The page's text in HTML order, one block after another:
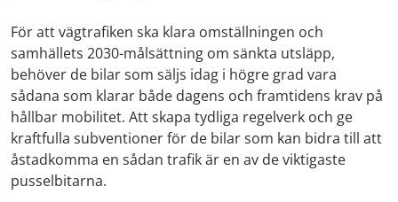
För att vägtrafiken ska klara omställningen och
samhällets 2030-målsättning om sänkta utsläpp,
behöver de bilar som säljs idag i högre grad vara
sådana som klarar både dagens och framtidens krav på
hållbar mobilitet. Att skapa tydliga regelverk och ge
kraftfulla subventioner för de bilar som kan bidra till att
åstadkomma en sådan trafik är en av de viktigaste
pusselbitarna.